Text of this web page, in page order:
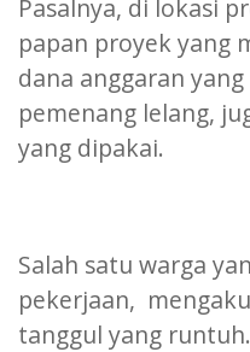
Pasalnya, di lokasi
papan proyek yang
dana anggaran
pemenang lelang,
yang dipakai.
Salah satu warga
pekerjaan,
tanggul yang runtuh.